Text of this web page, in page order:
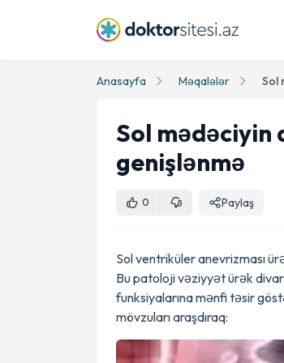
Anasayfa Məqalələr
Sol mədəciyin
genişlənmə
0 Paylaş
Sol ventriküler anevrizması
Bu patoloji vəziyyət ürək
funksiyalarına mənfi təsir
mövzuları araşdıraq: